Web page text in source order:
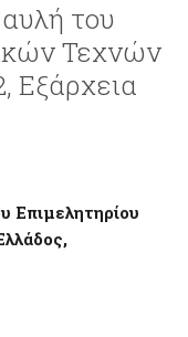
του
Τεχνών
Εξάρχεια
Επιμελητηρίου